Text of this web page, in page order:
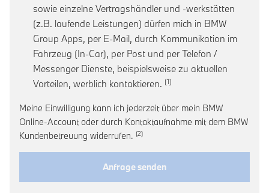
sowie einzelne Vertragshändler und -werkstätten
(z.B. laufende Leistungen) dürfen mich in BMW
Group Apps, per E-Mail, durch Kommunikation im
Fahrzeug (In-Car), per Post und per Telefon /
Messenger Dienste, beispielsweise zu aktuellen
Vorteilen, werblich kontaktieren. Link zur Fußnote:
Meine Einwilligung kann ich jederzeit über mein BMW
Online-Account oder durch Kontaktaufnahme mit dem BMW
Kundenbetreuung widerrufen. Link zur Fußnote: Widerruf der
Anfrage senden